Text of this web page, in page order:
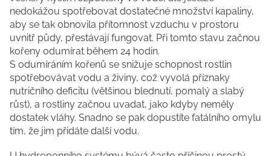
nedokážou spotřebovat dostatečné množství kapaliny,
aby se tak obnovila přítomnost vzduchu v prostoru
uvnitř půdy, přestávají fungovat. Při tomto stavu začnou
kořeny odumírat během 24 hodin.
S odumíráním kořenů se snižuje schopnost rostlin
spotřebovávat vodu a živiny, což vyvolá příznaky
nutričního deficitu (většinou blednutí, pomalý a slabý
růst), a rostliny začnou uvadat, jako kdyby neměly
dostatek vláhy. Snadno se pak dopustíte fatálního omylu
tím, že jim přidáte další vodu.